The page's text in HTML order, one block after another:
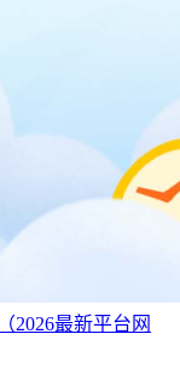
2026最新平台网